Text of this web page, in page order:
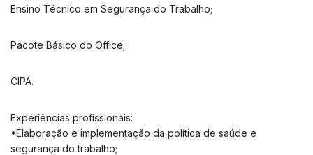
Ensino Técnico em Segurança do Trabalho;
Pacote Básico do Office;
CIPA.
Experiências profissionais:
•Elaboração e implementação da política de saúde e
segurança do trabalho;